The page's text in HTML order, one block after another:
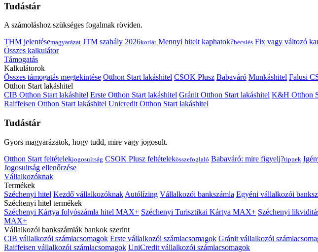
Tudástár
A számoláshoz szükséges fogalmak röviden.
THM jelentésemagyarázat JTM szabály 2026korlát Mennyi hitelt kaphatok?becslés Fix vagy változó
Összes kalkulátor
Támogatás
Kalkulátorok
Összes támogatás megtekintése Otthon Start lakáshitel CSOK Plusz Babaváró Munkáshitel Falusi
Otthon Start lakáshitel
CIB Otthon Start lakáshitel Erste Otthon Start lakáshitel Gránit Otthon Start lakáshitel K&H Otthon
Raiffeisen Otthon Start lakáshitel Unicredit Otthon Start lakáshitel
Tudástár
Gyors magyarázatok, hogy tudd, mire vagy jogosult.
Otthon Start feltételekjogosultság CSOK Plusz feltételekösszefoglaló Babaváró: mire figyelj?tippek
Jogosultság ellenőrzése
Vállalkozóknak
Termékek
Széchenyi hitel Kezdő vállalkozóknak Autólízing Vállalkozói bankszámla Egyéni vállalkozói
Széchenyi hitel termékek
Széchenyi Kártya folyószámla hitel MAX+ Széchenyi Turisztikai Kártya MAX+ Széchenyi
MAX+
Vállalkozói bankszámlák bankok szerint
CIB vállalkozói számlacsomagok Erste vállalkozói számlacsomagok Gránit vállalkozói
Raiffeisen vállalkozói számlacsomagok UniCredit vállalkozói számlacsomagok